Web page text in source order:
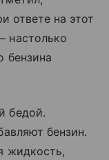
ответе на этот
настолько
бензина
бедой.
бензин.
жидкость,